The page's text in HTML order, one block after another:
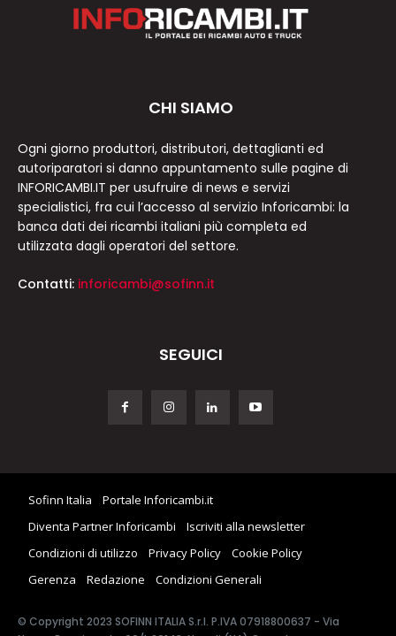
CHI SIAMO
Ogni giorno produttori, distributori, dettaglianti ed
autoriparatori si danno appuntamento sulle pagine di
INFORICAMBI.IT per usufruire di news e servizi
specialistici, fra cui l’accesso al servizio Inforicambi: la
banca dati dei ricambi italiani più completa ed
utilizzata dagli operatori del settore.
Contatti: inforicambi@sofinn.it
SEGUICI
Sofinn Italia
Portale Inforicambi.it
Diventa Partner Inforicambi
Iscriviti alla newsletter
Condizioni di utilizzo
Privacy Policy
Cookie Policy
Gerenza
Redazione Condizioni Generali
© Copyright 2023 SOFINN ITALIA S.r.l. P.IVA 07918800637 - Via